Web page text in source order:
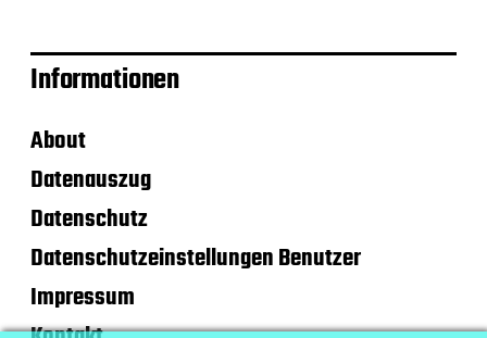
Informationen
About
Datenauszug
Datenschutz
Datenschutzeinstellungen Benutzer
Impressum